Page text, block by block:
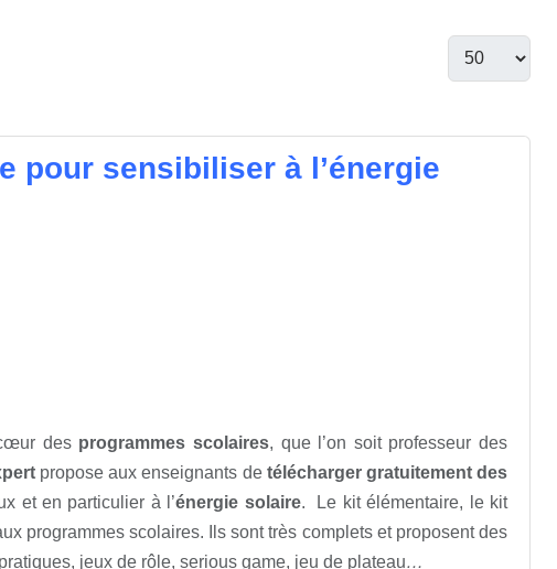
pour sensibiliser à l’énergie
des programmes scolaires, que l’on soit professeur des
propose aux enseignants de télécharger gratuitement des
et en particulier à l’énergie solaire. Le kit élémentaire, le kit
programmes scolaires. Ils sont très complets et proposent des
jeux de rôle, serious game, jeu de plateau…